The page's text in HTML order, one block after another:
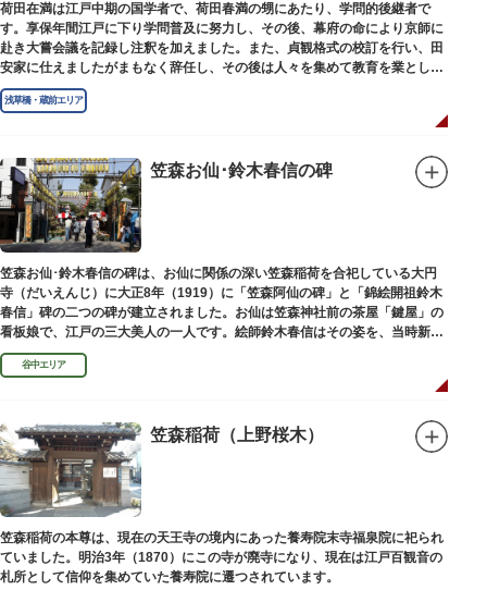
荷田在満は江戸中期の国学者で、荷田春満の甥にあたり、学問的後継者で
す。享保年間江戸に下り学問普及に努力し、その後、幕府の命により京師に
赴き大嘗会議を記録し注釈を加えました。また、貞観格式の校訂を行い、田
安家に仕えましたがまもなく辞任し、その後は人々を集めて教育を業としま
した。お墓は金竜寺（きんりゅうじ）境内にあります。
浅草橋・蔵前エリア
笠森お仙･鈴木春信の碑
笠森お仙･鈴木春信の碑は、お仙に関係の深い笠森稲荷を合祀している大円
寺（だいえんじ）に大正8年（1919）に「笠森阿仙の碑」と「錦絵開祖鈴木
春信」碑の二つの碑が建立されました。お仙は笠森神社前の茶屋「鍵屋」の
看板娘で、江戸の三大美人の一人です。絵師鈴木春信はその姿を、当時新し
い絵画様式である多色刷り版画「錦絵」に描きました。
谷中エリア
笠森稲荷（上野桜木）
笠森稲荷の本尊は、現在の天王寺の境内にあった養寿院末寺福泉院に祀られ
ていました。明治3年（1870）にこの寺が廃寺になり、現在は江戸百観音の
札所として信仰を集めていた養寿院に遷つされています。